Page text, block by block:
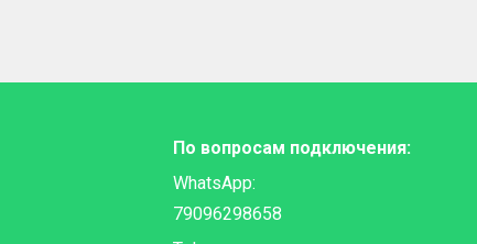
По вопросам подключения:
WhatsApp:
79096298658